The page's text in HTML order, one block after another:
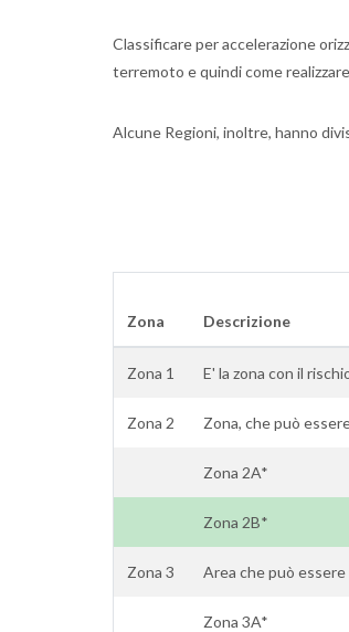
Classificare per accelerazione
terremoto e quindi come
Alcune Regioni, inoltre, hanno
Zona Descrizione
Zona 1 E' la zona con il
Zona 2 Zona, che può
Zona 2A*
Zona 2B*
Zona 3 Area che può
Zona 3A*